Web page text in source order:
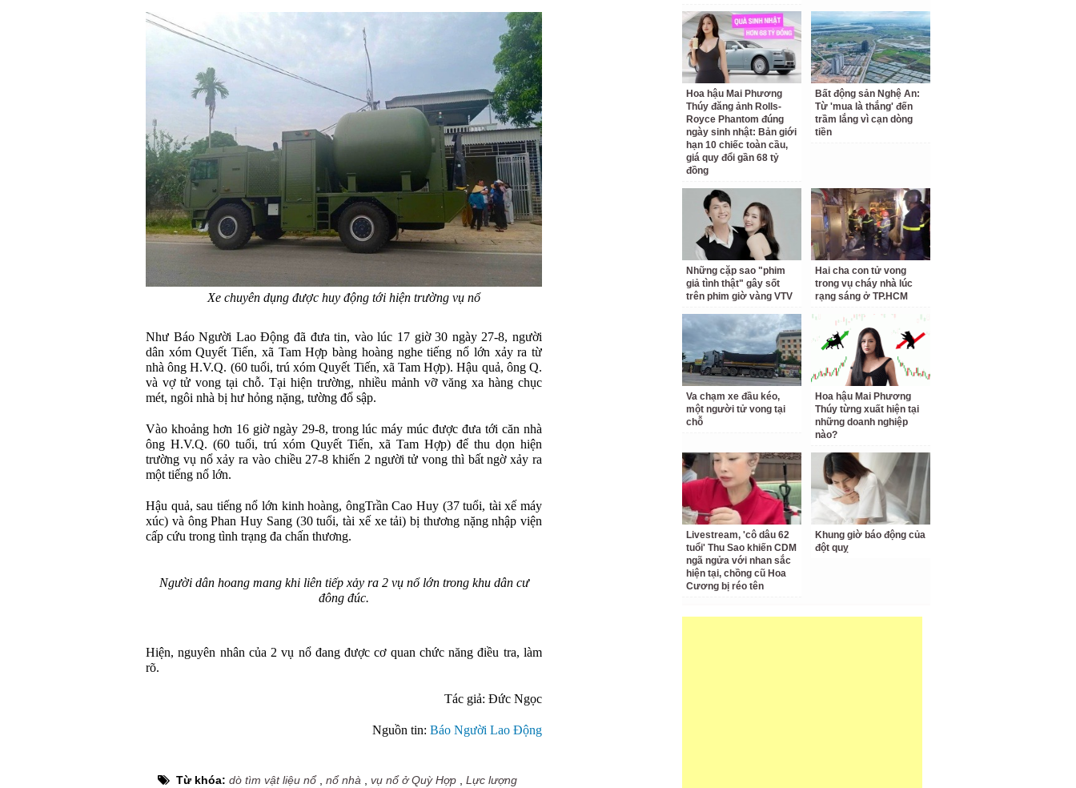
Xe chuyên dụng được huy động tới hiện trường vụ nổ
Như Báo Người Lao Động đã đưa tin, vào lúc 17 giờ 30 ngày 27-8, người
dân xóm Quyết Tiến, xã Tam Hợp bàng hoàng nghe tiếng nổ lớn xảy ra từ
nhà ông H.V.Q. (60 tuổi, trú xóm Quyết Tiến, xã Tam Hợp). Hậu quả, ông Q.
và vợ tử vong tại chỗ. Tại hiện trường, nhiều mảnh vỡ văng xa hàng chục
mét, ngôi nhà bị hư hỏng nặng, tường đổ sập.
Vào khoảng hơn 16 giờ ngày 29-8, trong lúc máy múc được đưa tới căn nhà
ông H.V.Q. (60 tuổi, trú xóm Quyết Tiến, xã Tam Hợp) để thu dọn hiện
trường vụ nổ xảy ra vào chiều 27-8 khiến 2 người tử vong thì bất ngờ xảy ra
một tiếng nổ lớn.
Hậu quả, sau tiếng nổ lớn kinh hoàng, ôngTrần Cao Huy (37 tuổi, tài xế máy
xúc) và ông Phan Huy Sang (30 tuổi, tài xế xe tải) bị thương nặng nhập viện
cấp cứu trong tình trạng đa chấn thương.
Người dân hoang mang khi liên tiếp xảy ra 2 vụ nổ lớn trong khu dân cư
đông đúc.
Hiện, nguyên nhân của 2 vụ nổ đang được cơ quan chức năng điều tra, làm
rõ.
Tác giả: Đức Ngọc
Nguồn tin: Báo Người Lao Động
Từ khóa: dò tìm vật liệu nổ, nổ nhà vụ nổ ở Quỳ Hợp
Lực lượng
Hoa hậu Mai Phương
Thúy đăng ảnh Rolls-
Royce Phantom đúng
ngày sinh nhật: Bản giới
hạn 10 chiếc toàn cầu,
giá quy đổi gần 68 tỷ
đồng
Bất động sản Nghệ An:
Từ 'mua là thắng' đến
trầm lắng vì cạn dòng
tiền
Những cặp sao "phim
giả tình thật" gây sốt
trên phim giờ vàng VTV
Hai cha con tử vong
trong vụ cháy nhà lúc
rạng sáng ở TP.HCM
Va chạm xe đầu kéo,
một người tử vong tại
chỗ
Hoa hậu Mai Phương
Thúy từng xuất hiện tại
những doanh nghiệp
nào?
Livestream, 'cô dâu 62
tuổi' Thu Sao khiến CDM
ngã ngửa với nhan sắc
hiện tại, chồng cũ Hoa
Cương bị réo tên
Khung giờ báo động của
đột quỵ